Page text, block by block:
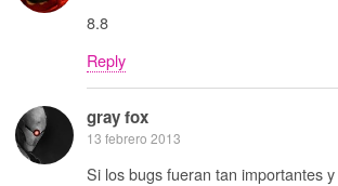
8.8
Reply
gray fox
13 febrero 2013
Si los bugs fueran tan importantes